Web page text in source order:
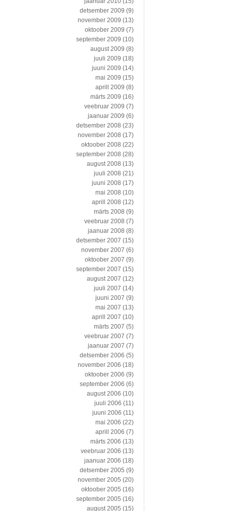
detsember 2009 (9)
november 2009 (13)
oktoober 2009 (7)
september 2009 (10)
august 2009 (8)
juuli 2009 (18)
juuni 2009 (14)
mai 2009 (15)
aprill 2009 (8)
märts 2009 (16)
veebruar 2009 (7)
jaanuar 2009 (6)
detsember 2008 (23)
november 2008 (17)
oktoober 2008 (22)
september 2008 (28)
august 2008 (13)
juuli 2008 (21)
juuni 2008 (17)
mai 2008 (10)
aprill 2008 (12)
märts 2008 (9)
veebruar 2008 (7)
jaanuar 2008 (8)
detsember 2007 (15)
november 2007 (6)
oktoober 2007 (9)
september 2007 (15)
august 2007 (12)
juuli 2007 (14)
juuni 2007 (9)
mai 2007 (13)
aprill 2007 (10)
märts 2007 (5)
veebruar 2007 (7)
jaanuar 2007 (7)
detsember 2006 (5)
november 2006 (18)
oktoober 2006 (9)
september 2006 (6)
august 2006 (10)
juuli 2006 (11)
juuni 2006 (11)
mai 2006 (22)
aprill 2006 (7)
märts 2006 (13)
veebruar 2006 (13)
jaanuar 2006 (18)
detsember 2005 (9)
november 2005 (20)
oktoober 2005 (16)
september 2005 (16)
august 2005 (15)